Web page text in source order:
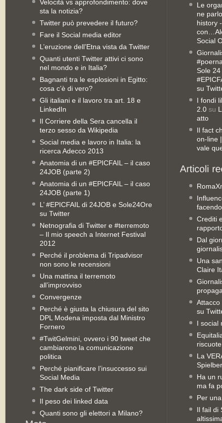
Velocità vs approfondimento: dove
sta la notizia?
Twitter può prevedere il futuro?
Fare il Social media editor
L’eruzione dell’Etna vista da Twitter
Quanti utenti Twitter attivi ci sono
nel mondo e in Italia?
Bagnanti tra le esplosioni in Egitto:
cosa c’è di vero?
Gli italiani e il lavoro tra art. 18 e
LinkedIn
Il Corriere della Sera cancella il
terzo sesso da Wikipedia
Social media e lavoro in Italia: la
ricerca Adecco 2013
Anatomia di un #EPICFAIL – il caso
24JOB (parte 2)
Anatomia di un #EPICFAIL – il caso
24JOB (parte 1)
L’ #EPICFAIL di 24JOB e Sole24Ore
su Twitter
Netnografia di Twitter e #terremoto
– Il mio speech a Internet Festival
2012
Perché il problema di Tripadvisor
non sono le recensioni
Una mattina il terremoto
all’improvviso
Convergenze
Perché è giusta la chiusura del sito
DPL Modena imposta dal Ministro
Fornero
#TwitGelmini, ovvero i 90 tweet che
cambiarono la comunicazione
politica
Perché pianificare l’insuccesso sui
Social Media
The dark side of Twitter
Il peso dei linked data
Quanti sono gli elettori a Milano?
Le
ne
history
Social
Sole
su
I fondi
2.0 su
atto
Il fact
on-line
vale
Crediti
Dal
Una
Claire
Attacco
su
I social
La
Ha un
ma fa
Per
Il fail di